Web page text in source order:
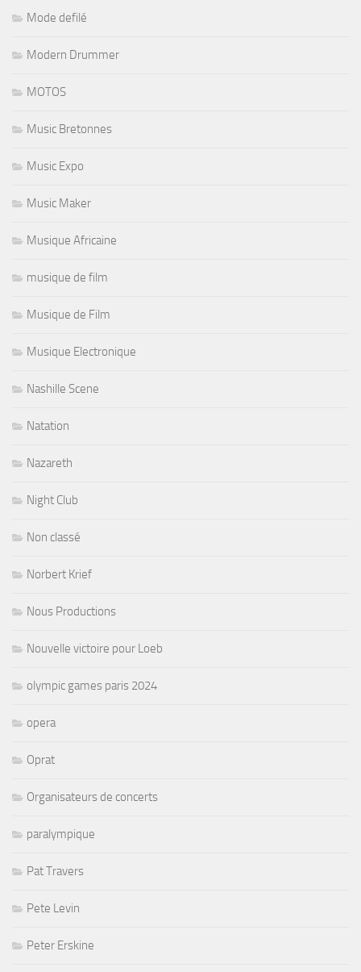
Mode defilé
Modern Drummer
MOTOS
Music Bretonnes
Music Expo
Music Maker
Musique Africaine
musique de film
Musique de Film
Musique Electronique
Nashille Scene
Natation
Nazareth
Night Club
Non classé
Norbert Krief
Nous Productions
Nouvelle victoire pour Loeb
olympic games paris 2024
opera
Oprat
Organisateurs de concerts
paralympique
Pat Travers
Pete Levin
Peter Erskine